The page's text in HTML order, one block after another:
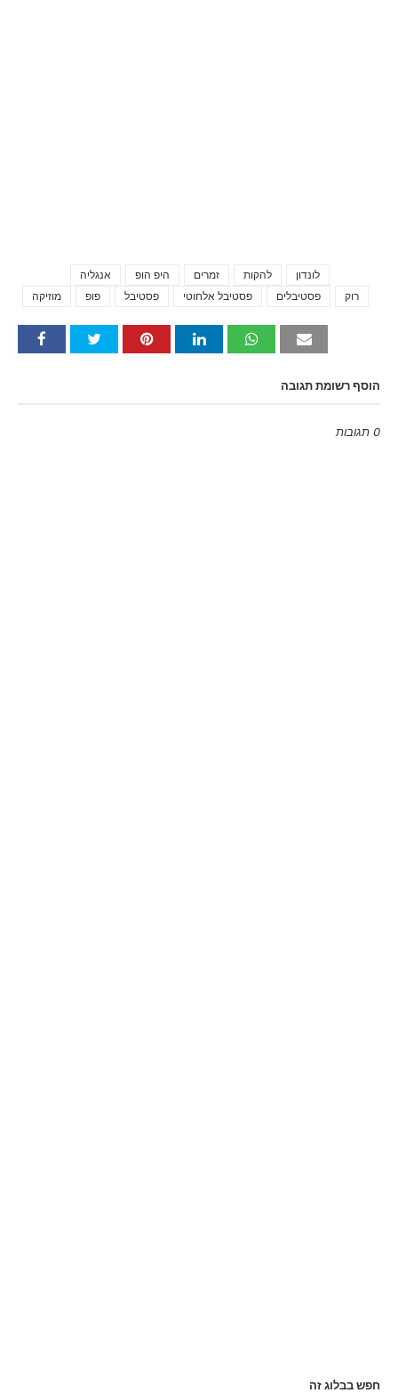
אנגליה היפ הופ זמרים להקות
לונדון
מוזיקה
פופ פסטיבל פסטיבל אלחוטי פסטיבלים רוק
הוסף רשומת תגובה
0 תגובות
חפש בבלוג זה